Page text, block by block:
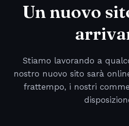
Un nuovo
Stiamo lavorando a
nostro nuovo sito sarà
frattempo, i nostri